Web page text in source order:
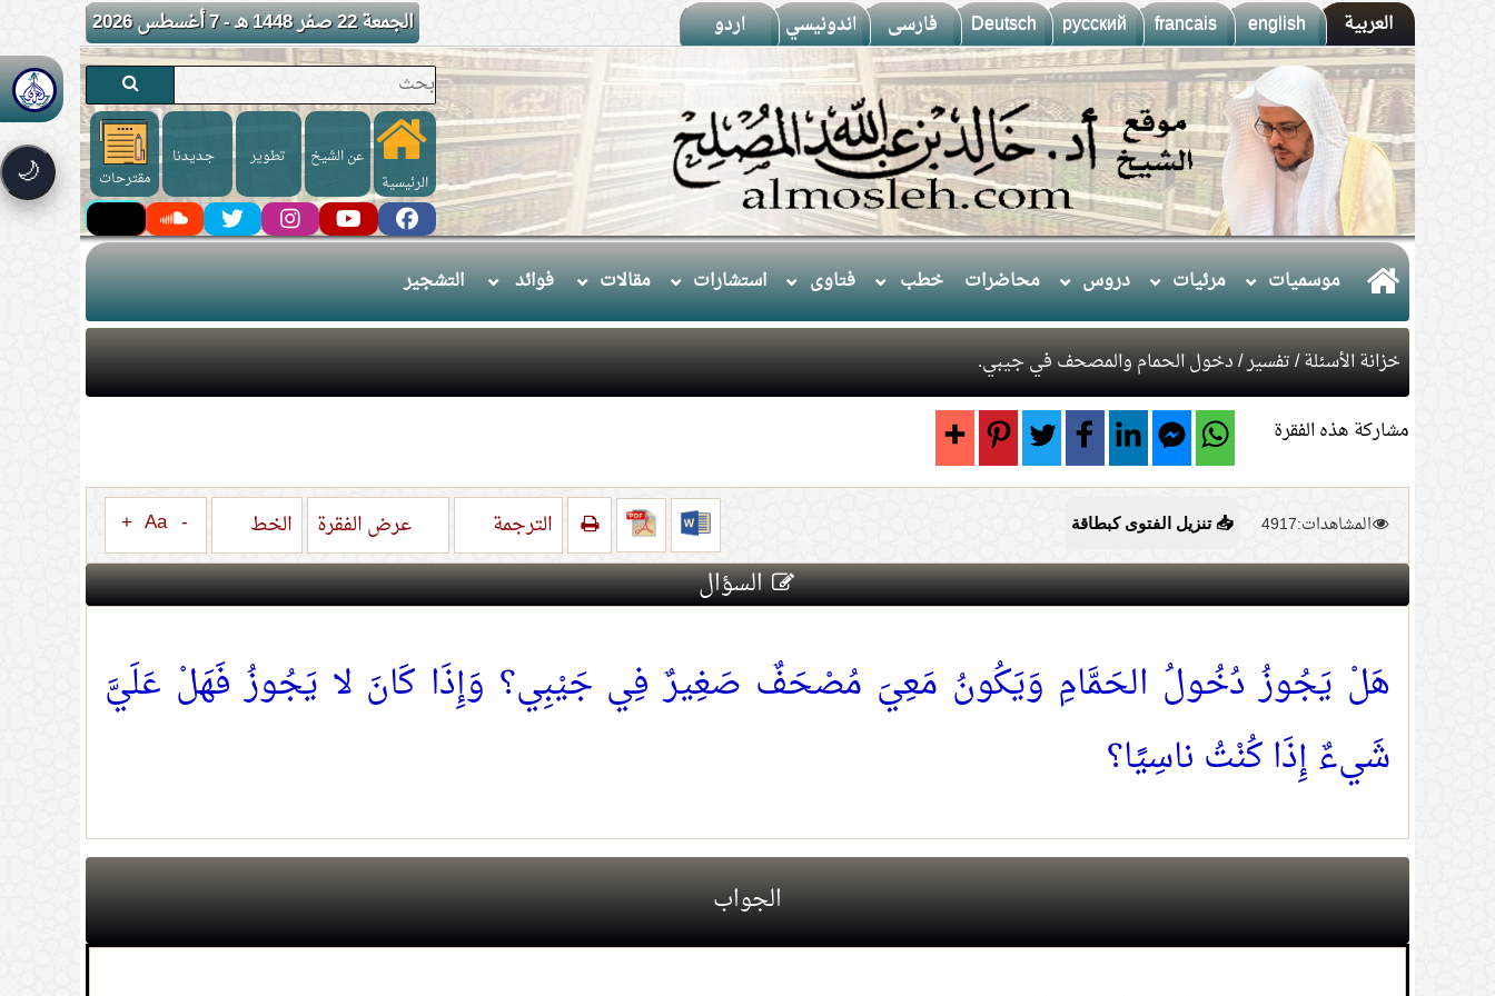
العربية english
francais
русский
Deutsch فارسى اندونيسي اردو الجمعة 22 صفر 1448 هـ - 7 أغسطس 2026
🌙 الرئيسية
عن الشيخ تطوير
جـديـدنا
مقترحات
موسميات مرئيات دروس محاضرات خطب فتاوى استشارات مقالات فوائد التشجير
خزانة الأسئلة/تفسير/ دخول الحمام والمصحف في جيبي.
مشاركة هذه الفقرة
المشاهدات:4917 📥 تنزيل الفتوى كبطاقة الترجمة عرض الفقرة الخط -
Aa
+
السؤال
هَلْ يَجُوزُ دُخُولُ الحَمَّامِ وَيَكُونُ مَعِيَ مُصْحَفٌ صَغِيرٌ فِي جَيْبِي؟ وَإِذَا كَانَ لا يَجُوزُ فَهَلْ عَلَيَّ
شَيءٌ إِذَا كُنْتُ ناسِيًا؟
الجواب
حكم شراء المعتكف ما يحتاج إليه عبر التطبيقات الإلكترونية؟
2. معنى قول النبي صلى الله عليه وسلم (إن هذه القبور مملوءة ظلمة
على أهلها)
من ترك المعصية خوفا من عقوبة الناس
( عدد المشاهدات80196 ) 2. جماع الزوجة في الحمام
( عدد المشاهدات48055 ) 3. حكم الكلام في أمور الدنيا داخل المسجد